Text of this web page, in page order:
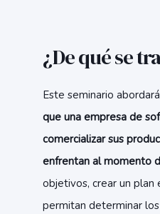
¿De qué se
Este seminario
que una empresa de
comercializar sus
enfrentan al momento
objetivos, crear un plan
permitan determinar